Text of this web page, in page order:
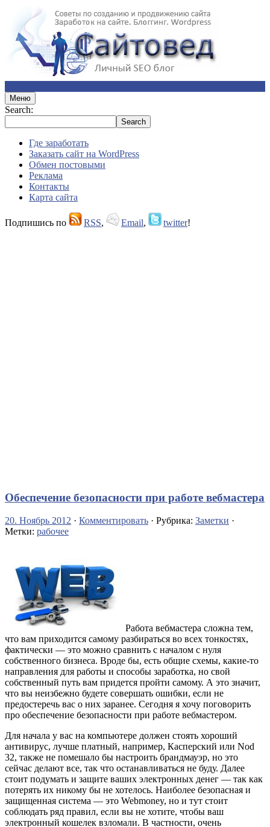
Меню
Search:
Где заработать
Заказать сайт на WordPress
Обмен постовыми
Реклама
Контакты
Карта сайта
Подпишись по RSS, Email, twitter!
Обеспечение безопасности при работе вебмастера
20. Ноябрь 2012 · Комментировать · Рубрика: Заметки ·
Метки: рабочее
Работа вебмастера сложна тем,
что вам приходится самому разбираться во всех тонкостях,
фактически — это можно сравнить с началом с нуля
собственного бизнеса. Вроде бы, есть общие схемы, какие-то
направления для работы и способы заработка, но свой
собственный путь вам придется пройти самому. А это значит,
что вы неизбежно будете совершать ошибки, если не
предостеречь вас о них заранее. Сегодня я хочу поговорить
про обеспечение безопасности при работе вебмастером.
Для начала у вас на компьютере должен стоять хороший
антивирус, лучше платный, например, Касперский или Nod
32, также не помешало бы настроить брандмауэр, но это
сейчас делают все, так что останавливаться не буду. Далее
стоит подумать и защите ваших электронных денег — так как
потерять их никому бы не хотелось. Наиболее безопасная и
защищенная система — это Webmoney, но и тут стоит
соблюдать ряд правил, если вы не хотите, чтобы ваш
электронный кошелек взломали. В частности, очень